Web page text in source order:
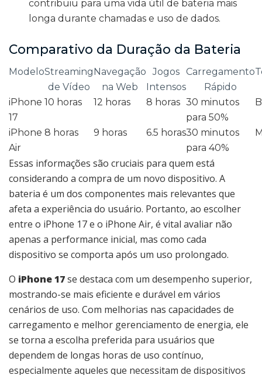
contribuiu para uma vida útil de bateria mais
longa durante chamadas e uso de dados.
Comparativo da Duração da Bateria
ModeloStreaming
de Vídeo
Navegação
na Web
Jogos
Intensos
Carregamento
Rápido
iPhone
17
10 horas 12 horas 8 horas 30 minutos
para 50%
iPhone
Air
8 horas 9 horas 6.5 horas30 minutos
para 40%
Essas informações são cruciais para quem está
considerando a compra de um novo dispositivo. A
bateria é um dos componentes mais relevantes que
afeta a experiência do usuário. Portanto, ao escolher
entre o iPhone 17 e o iPhone Air, é vital avaliar não
apenas a performance inicial, mas como cada
dispositivo se comporta após um uso prolongado.
O iPhone 17se destaca com um desempenho superior,
mostrando-se mais eficiente e durável em vários
cenários de uso. Com melhorias nas capacidades de
carregamento e melhor gerenciamento de energia, ele
se torna a escolha preferida para usuários que
dependem de longas horas de uso contínuo,
especialmente aqueles que necessitam de dispositivos